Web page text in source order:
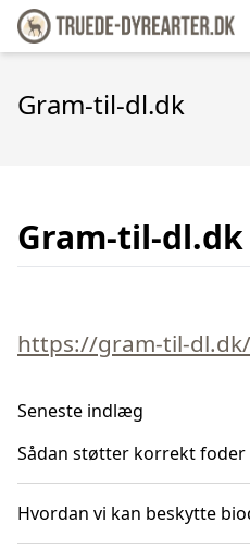
Gram-til-dl.dk
Gram-til-dl.dk
https://gram-til-dl.dk/
Seneste indlæg
Sådan støtter korrekt
Hvordan vi kan beskytte